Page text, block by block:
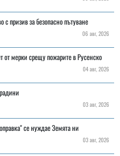
призив за безопасно пътуване
06 авг, 2026
от мерки срещу пожарите в Русенско
04 авг, 2026
03 авг, 2026
се нуждае Земята ни
03 авг, 2026